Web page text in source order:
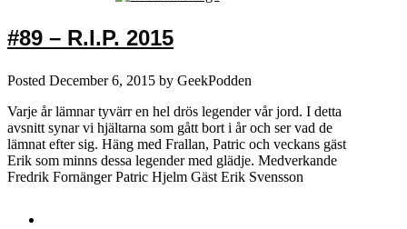
#89 – R.I.P. 2015
Posted December 6, 2015 by GeekPodden
Varje år lämnar tyvärr en hel drös legender vår jord. I detta
avsnitt synar vi hjältarna som gått bort i år och ser vad de
lämnat efter sig. Häng med Frallan, Patric och veckans gäst
Erik som minns dessa legender med glädje. Medverkande
Fredrik Fornänger Patric Hjelm Gäst Erik Svensson